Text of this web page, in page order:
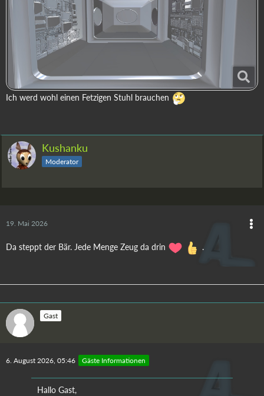
Ich werd wohl einen Fetzigen Stuhl brauchen
Kushanku
Moderator
19. Mai 2026
Da steppt der Bär. Jede Menge Zeug da drin .
Gast
6. August 2026, 05:46 Gäste Informationen
Hallo Gast,